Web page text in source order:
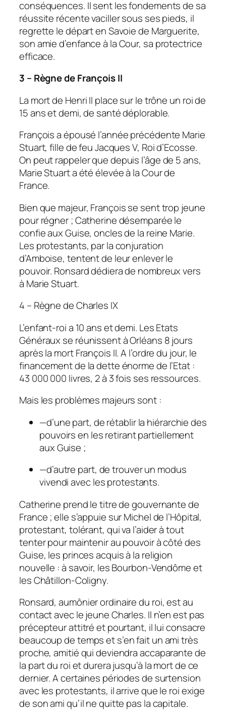
conséquences. Il sent les fondements de sa
réussite récente vaciller sous ses pieds, il
regrette le départ en Savoie de Marguerite,
son amie d’enfance à la Cour, sa protectrice
efficace.
3 – Règne de François II
La mort de Henri II place sur le trône un roi de
15 ans et demi, de santé déplorable.
François a épousé l’année précédente Marie
Stuart, fille de feu Jacques V, Roi d’Ecosse.
On peut rappeler que depuis l’âge de 5 ans,
Marie Stuart a été élevée à la Cour de
France.
Bien que majeur, François se sent trop jeune
pour régner ; Catherine désemparée le
confie aux Guise, oncles de la reine Marie.
Les protestants, par la conjuration
d’Amboise, tentent de leur enlever le
pouvoir. Ronsard dédiera de nombreux vers
à Marie Stuart.
4 – Règne de Charles IX
L’enfant-roi a 10 ans et demi. Les Etats
Généraux se réunissent à Orléans 8 jours
après la mort François II. A l’ordre du jour, le
financement de la dette énorme de l’Etat :
43 000 000 livres, 2 à 3 fois ses ressources.
Mais les problèmes majeurs sont :
—d’une part, de rétablir la hiérarchie des
pouvoirs en les retirant partiellement
aux Guise ;
—d’autre part, de trouver un modus
vivendi avec les protestants.
Catherine prend le titre de gouvernante de
France ; elle s’appuie sur Michel de l’Hôpital,
protestant, tolérant, qui va l’aider à tout
tenter pour maintenir au pouvoir à côté des
Guise, les princes acquis à la religion
nouvelle : à savoir, les Bourbon-Vendôme et
les Châtillon-Coligny.
Ronsard, aumônier ordinaire du roi, est au
contact avec le jeune Charles. Il n’en est pas
précepteur attitré et pourtant, il lui consacre
beaucoup de temps et s’en fait un ami très
proche, amitié qui deviendra accaparante de
la part du roi et durera jusqu’à la mort de ce
dernier. A certaines périodes de surtension
avec les protestants, il arrive que le roi exige
de son ami qu’il ne quitte pas la capitale.